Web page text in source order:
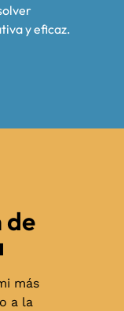
y eficaz.
de
más
a la